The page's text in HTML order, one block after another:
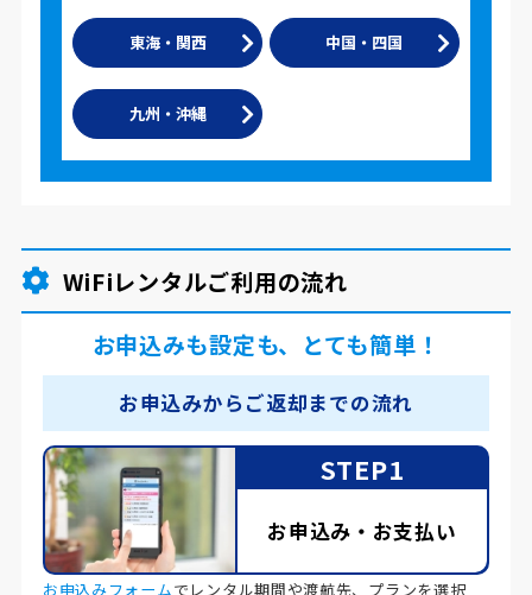
東海・関西 中国・四国
九州・沖縄
WiFiレンタルご利用の流れ
お申込みも設定も、とても簡単！
お申込みからご返却までの流れ
STEP1
お申込み・お支払い
お申込みフォームでレンタル期間や渡航先、プランを選択